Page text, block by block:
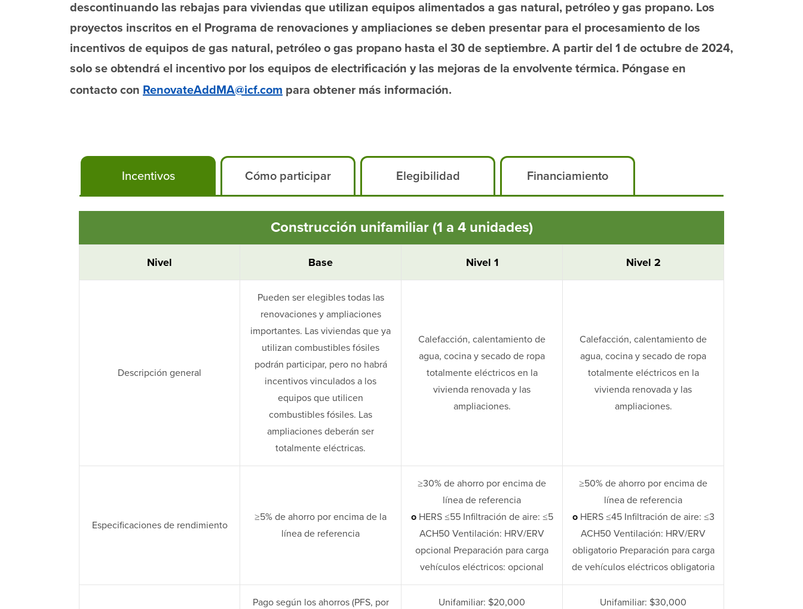
descontinuando las rebajas para viviendas que utilizan equipos alimentados a gas natural, petróleo y gas propano. Los
proyectos inscritos en el Programa de renovaciones y ampliaciones se deben presentar para el procesamiento de los
incentivos de equipos de gas natural, petróleo o gas propano hasta el 30 de septiembre. A partir del 1 de octubre de 2024,
solo se obtendrá el incentivo por los equipos de electrificación y las mejoras de la envolvente térmica. Póngase en
contacto con RenovateAddMA@icf.com para obtener más información.
Incentivos Cómo participar Elegibilidad Financiamiento
Construcción unifamiliar (1 a 4 unidades)
Nivel Base Nivel 1 Nivel 2
Descripción general
Pueden ser elegibles todas las
renovaciones y ampliaciones
importantes. Las viviendas que ya
utilizan combustibles fósiles
podrán participar, pero no habrá
incentivos vinculados a los
equipos que utilicen
combustibles fósiles. Las
ampliaciones deberán ser
totalmente eléctricas.
Calefacción, calentamiento de
agua, cocina y secado de ropa
totalmente eléctricos en la
vivienda renovada y las
ampliaciones.
Calefacción, calentamiento de
agua, cocina y secado de ropa
totalmente eléctricos en la
vivienda renovada y las
ampliaciones.
Especificaciones de rendimiento
≥5% de ahorro por encima de la
línea de referencia
≥30% de ahorro por encima de
línea de referencia
oHERS ≤55 Infiltración de aire: ≤5
ACH50 Ventilación: HRV/ERV
opcional Preparación para carga
vehículos eléctricos: opcional
≥50% de ahorro por encima de
línea de referencia
oHERS ≤45 Infiltración de aire: ≤3
ACH50 Ventilación: HRV/ERV
obligatorio Preparación para carga
de vehículos eléctricos obligatoria
Pago según los ahorros (PFS, por
Unifamiliar: $20,000
Unifamiliar: $30,000